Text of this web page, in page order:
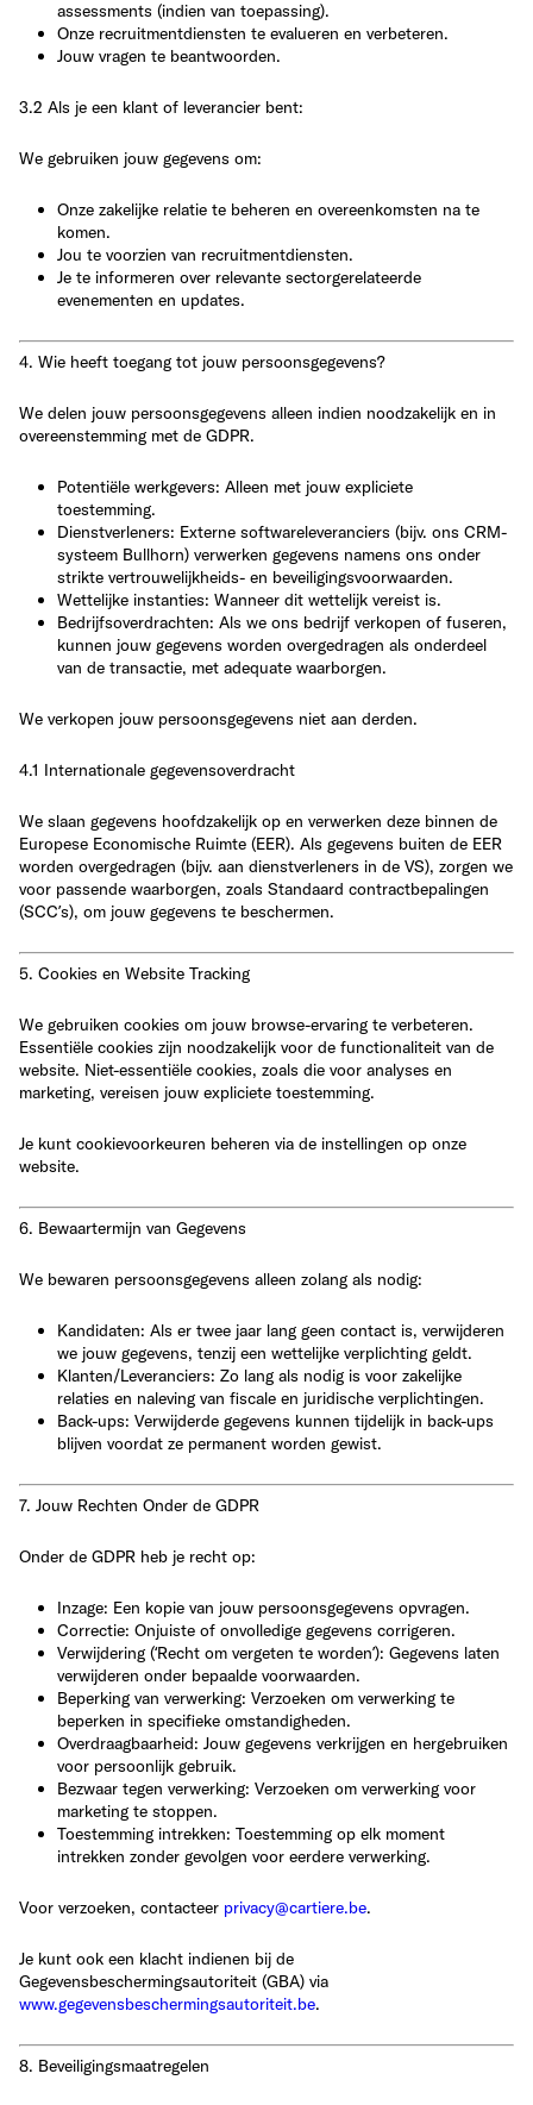
assessments (indien van toepassing).
Onze recruitmentdiensten te evalueren en verbeteren.
Jouw vragen te beantwoorden.
3.2 Als je een klant of leverancier bent:
We gebruiken jouw gegevens om:
Onze zakelijke relatie te beheren en overeenkomsten na te
komen.
Jou te voorzien van recruitmentdiensten.
Je te informeren over relevante sectorgerelateerde
evenementen en updates.
4. Wie heeft toegang tot jouw persoonsgegevens?
We delen jouw persoonsgegevens alleen indien noodzakelijk en in
overeenstemming met de GDPR.
Potentiële werkgevers: Alleen met jouw expliciete
toestemming.
Dienstverleners: Externe softwareleveranciers (bijv. ons CRM-
systeem Bullhorn) verwerken gegevens namens ons onder
strikte vertrouwelijkheids- en beveiligingsvoorwaarden.
Wettelijke instanties: Wanneer dit wettelijk vereist is.
Bedrijfsoverdrachten: Als we ons bedrijf verkopen of fuseren,
kunnen jouw gegevens worden overgedragen als onderdeel
van de transactie, met adequate waarborgen.
We verkopen jouw persoonsgegevens niet aan derden.
4.1 Internationale gegevensoverdracht
We slaan gegevens hoofdzakelijk op en verwerken deze binnen de
Europese Economische Ruimte (EER). Als gegevens buiten de EER
worden overgedragen (bijv. aan dienstverleners in de VS), zorgen we
voor passende waarborgen, zoals Standaard contractbepalingen
(SCC’s), om jouw gegevens te beschermen.
5. Cookies en Website Tracking
We gebruiken cookies om jouw browse-ervaring te verbeteren.
Essentiële cookies zijn noodzakelijk voor de functionaliteit van de
website. Niet-essentiële cookies, zoals die voor analyses en
marketing, vereisen jouw expliciete toestemming.
Je kunt cookievoorkeuren beheren via de instellingen op onze
website.
6. Bewaartermijn van Gegevens
We bewaren persoonsgegevens alleen zolang als nodig:
Kandidaten: Als er twee jaar lang geen contact is, verwijderen
we jouw gegevens, tenzij een wettelijke verplichting geldt.
Klanten/Leveranciers: Zo lang als nodig is voor zakelijke
relaties en naleving van fiscale en juridische verplichtingen.
Back-ups: Verwijderde gegevens kunnen tijdelijk in back-ups
blijven voordat ze permanent worden gewist.
7. Jouw Rechten Onder de GDPR
Onder de GDPR heb je recht op:
Inzage: Een kopie van jouw persoonsgegevens opvragen.
Correctie: Onjuiste of onvolledige gegevens corrigeren.
Verwijdering (‘Recht om vergeten te worden’): Gegevens laten
verwijderen onder bepaalde voorwaarden.
Beperking van verwerking: Verzoeken om verwerking te
beperken in specifieke omstandigheden.
Overdraagbaarheid: Jouw gegevens verkrijgen en hergebruiken
voor persoonlijk gebruik.
Bezwaar tegen verwerking: Verzoeken om verwerking voor
marketing te stoppen.
Toestemming intrekken: Toestemming op elk moment
intrekken zonder gevolgen voor eerdere verwerking.
Voor verzoeken, contacteer privacy@cartiere.be.
Je kunt ook een klacht indienen bij de
Gegevensbeschermingsautoriteit (GBA) via
www.gegevensbeschermingsautoriteit.be.
8. Beveiligingsmaatregelen